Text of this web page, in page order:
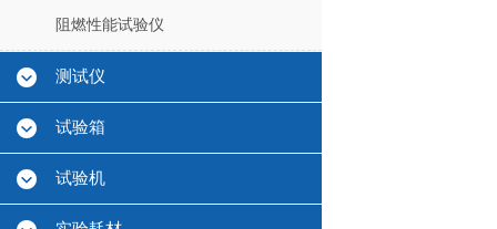
阻燃性能试验仪
测试仪
试验箱
试验机